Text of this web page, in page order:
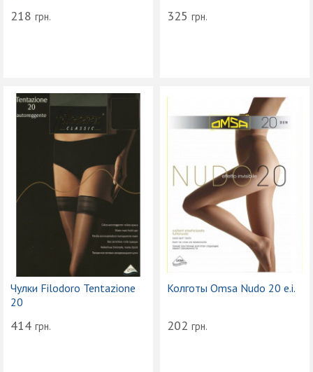
218 грн. 325 грн.
Чулки Filodoro Tentazione
20
414 грн.
Колготы Omsa Nudo 20 e.i.
202 грн.